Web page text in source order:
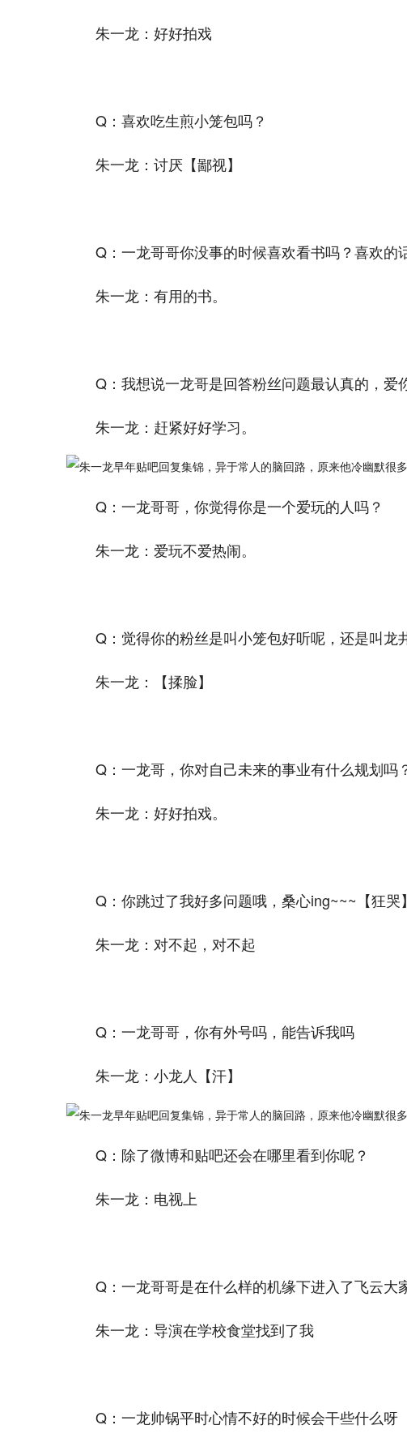
朱一龙：好好拍戏
Q：喜欢吃生煎小笼包吗？
朱一龙：讨厌【鄙视】
Q：一龙哥哥你没事的时候喜欢看书吗？喜欢的
朱一龙：有用的书。
Q：我想说一龙哥是回答粉丝问题最认真的，爱
朱一龙：赶紧好好学习。
Q：一龙哥哥，你觉得你是一个爱玩的人吗？
朱一龙：爱玩不爱热闹。
Q：觉得你的粉丝是叫小笼包好听呢，还是叫龙
朱一龙：【揉脸】
Q：一龙哥，你对自己未来的事业有什么规划吗
朱一龙：好好拍戏。
Q：你跳过了我好多问题哦，桑心ing~~~【狂哭】
朱一龙：对不起，对不起
Q：一龙哥哥，你有外号吗，能告诉我吗
朱一龙：小龙人【汗】
Q：除了微博和贴吧还会在哪里看到你呢？
朱一龙：电视上
Q：一龙哥哥是在什么样的机缘下进入了飞云大
朱一龙：导演在学校食堂找到了我
Q：一龙帅锅平时心情不好的时候会干些什么呀